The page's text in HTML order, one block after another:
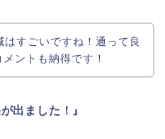
はすごいですね！通って良
ントも納得です！
出ました！』